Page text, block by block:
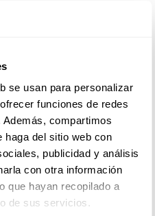
se usan para personalizar
funciones de redes
compartimos
haga del sitio web con
publicidad y análisis
con otra información
que hayan recopilado a
de sus servicios.